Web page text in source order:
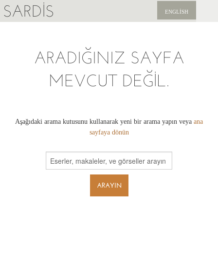
SARDIS ENGLISH
ARADIĞINIZ SAYFA
MEVCUT DEĞIL.
Aşağıdaki arama kutusunu kullanarak yeni bir arama yapın veya ana
sayfaya dönün